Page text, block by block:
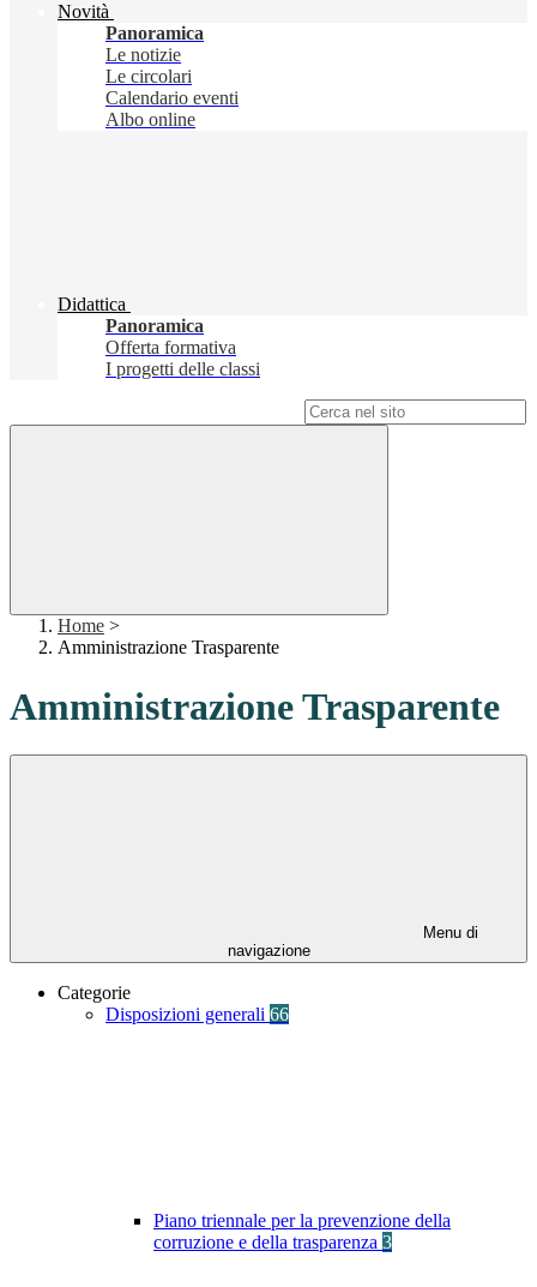
Novità
Panoramica
Le notizie
Le circolari
Calendario eventi
Albo online
Didattica
Panoramica
Offerta formativa
I progetti delle classi
Home >
Amministrazione Trasparente
Amministrazione Trasparente
Menu di
navigazione
Categorie
Disposizioni generali 66
Piano triennale per la prevenzione della
corruzione e della trasparenza 3